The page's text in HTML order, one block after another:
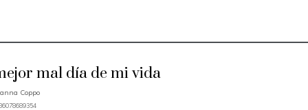
mal día de mi vida
Coppo